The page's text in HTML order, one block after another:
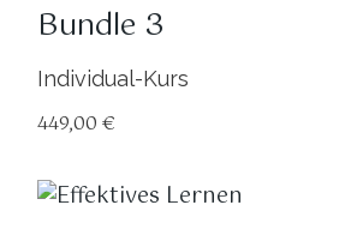
Bundle 3
Individual-Kurs
449,00€